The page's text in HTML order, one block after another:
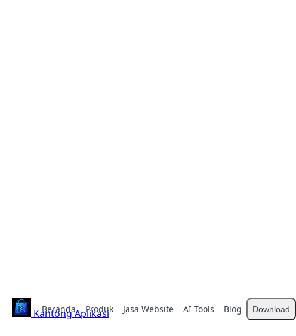
Kantong Aplikasi
Beranda Produk Jasa Website AI Tools Blog Download